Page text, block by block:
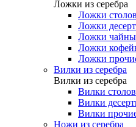
Ложки из серебра
Ложки
Ложки
Ложки
Ложки
Ложки
Вилки из серебра
Вилки из серебра
Вилки
Вилки
Вилки
Ножи из серебра